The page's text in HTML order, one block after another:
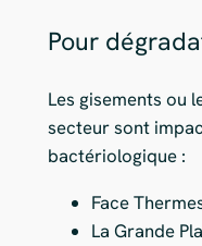
Pour
Les gisements ou
secteur sont
bactériologique :
Face
La Grande